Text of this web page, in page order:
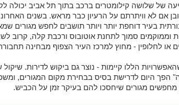
של שלושה קילומטרים ברכב בתוך תל אביב יכולה
אם לא וויתרתם על הרעיון כבר מראש. בשנים
בעיר דוחפת יותר ויותר תושבים לחפש מגורים
וממוקמים סמוך לתחנת אוטובוס ורכבת קלה, קרוב
או לחלופין - מחוץ למרכז העיר הצפוף מבחינה
הללו קיימות - נוצר גם ביקוש לדירות.
הפך היום לדרישת בסיס בבחירת מקום המגורים,
מחפשים מגורים שיחסכו להם בעיקר זמן על הכביש.